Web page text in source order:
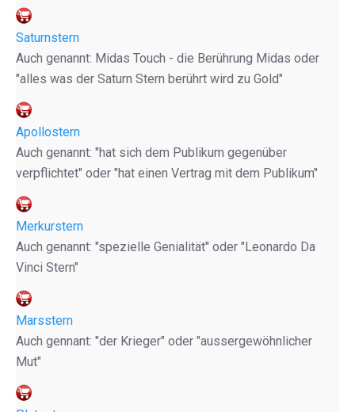
Saturnstern
Auch genannt: Midas Touch - die Berührung Midas oder
"alles was der Saturn Stern berührt wird zu Gold"
Apollostern
Auch genannt: "hat sich dem Publikum gegenüber
verpflichtet" oder "hat einen Vertrag mit dem Publikum"
Merkurstern
Auch genannt: "spezielle Genialität" oder "Leonardo Da
Vinci Stern"
Marsstern
Auch gennant: "der Krieger" oder "aussergewöhnlicher
Mut"